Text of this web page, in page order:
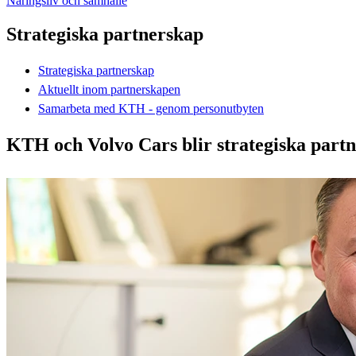
Strategiska partnerskap
Strategiska partnerskap
Aktuellt inom partnerskapen
Samarbeta med KTH - genom personutbyten
KTH och Volvo Cars blir strategiska